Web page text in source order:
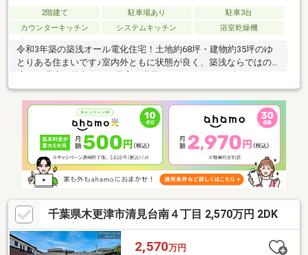
2階建て 駐車場あり
駐車3台
カウンターキッチン
システムキッチン 浴室乾燥機
令和3年築の築浅オール電化住宅！土地約68坪・建物約35坪のゆ
とりある住まいです♪室内外ともに状態が良く、築浅ならではの快
千葉県木更津市清見台南４丁目 2,570万円 2DK
2,570万円